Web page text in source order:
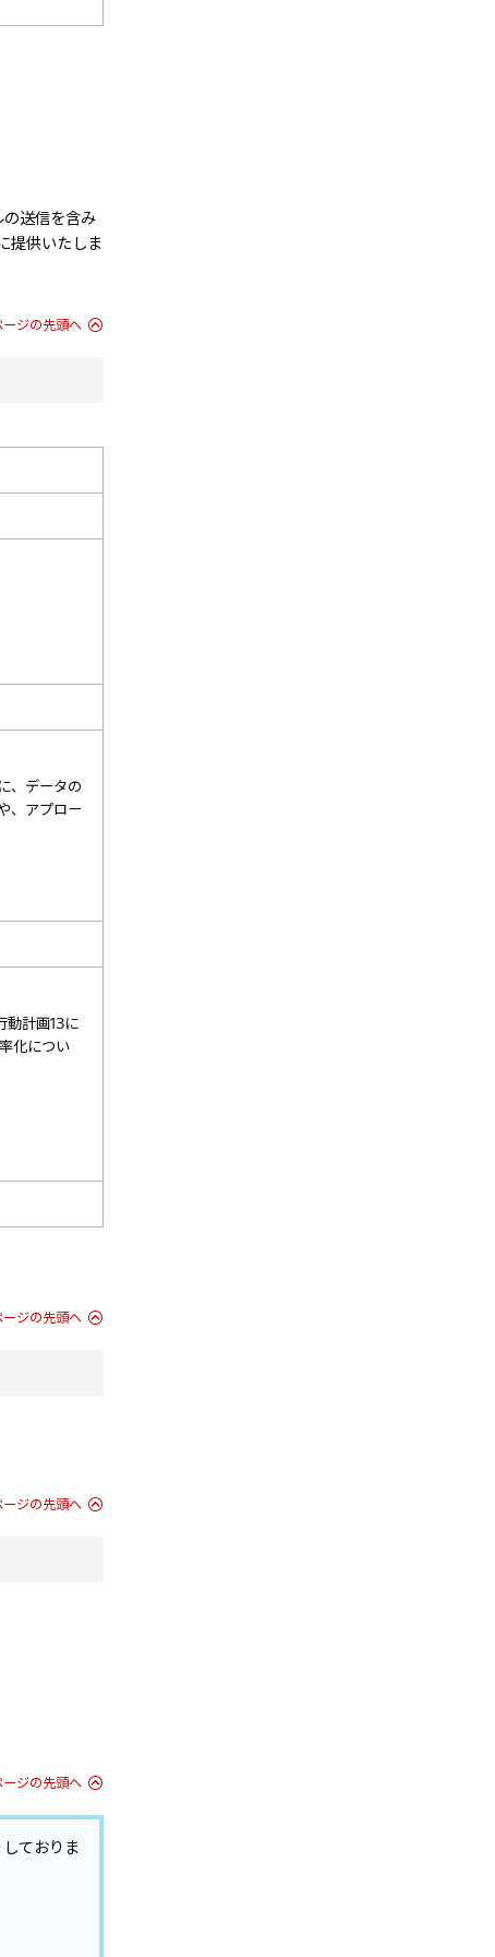
送信を含み
提供いたしま
ージの先頭へ
、データの
、アプロー
動計画13に
化につい
ージの先頭へ
ージの先頭へ
ージの先頭へ
ておりま